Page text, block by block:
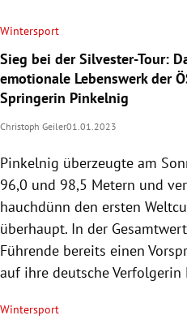
Wintersport
Sieg bei der Silvester-Tour:
emotionale Lebenswerk der
Springerin Pinkelnig
Christoph Geiler01.01.2023
Pinkelnig überzeugte am
96,0 und 98,5 Metern und
hauchdünn den ersten
überhaupt. In der
Führende bereits einen
auf ihre deutsche Verfolgerin
Wintersport